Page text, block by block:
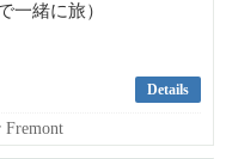
一緒に旅）
Details
Fremont